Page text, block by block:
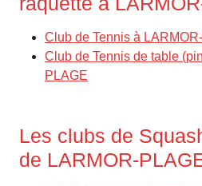
Club de Tennis à
Club de Tennis de table
PLAGE
Les clubs de
de LARMOR-